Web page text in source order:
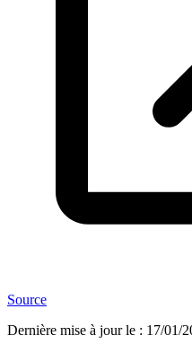
Source
Dernière mise à jour le : 17/01/